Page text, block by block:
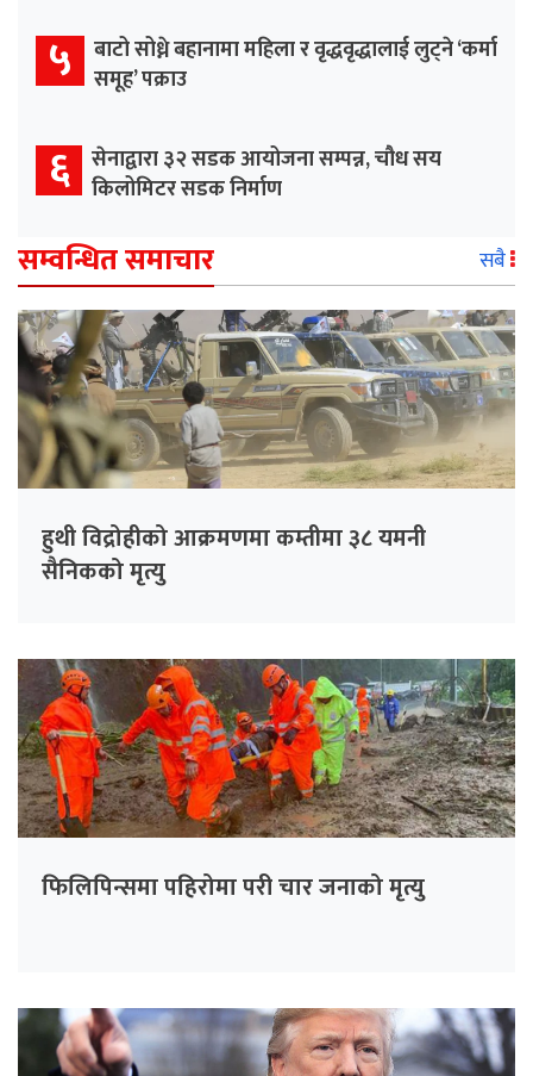
५ बाटो सोध्ने बहानामा महिला र वृद्धवृद्धालाई लुट्ने ‘कर्मा
समूह’ पक्राउ
६ सेनाद्वारा ३२ सडक आयोजना सम्पन्न, चौध सय
किलोमिटर सडक निर्माण
सम्वन्धित समाचार सबै
हुथी विद्रोहीको आक्रमणमा कम्तीमा ३८ यमनी
सैनिकको मृत्यु
फिलिपिन्समा पहिरोमा परी चार जनाको मृत्यु